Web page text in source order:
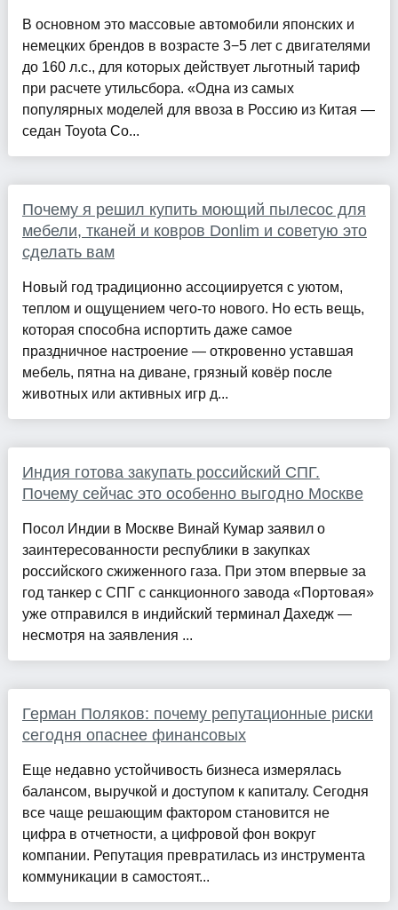
В основном это массовые автомобили японских и
немецких брендов в возрасте 3−5 лет с двигателями
до 160 л.с., для которых действует льготный тариф
при расчете утильсбора. «Одна из самых
популярных моделей для ввоза в Россию из Китая —
седан Toyota Co...
Почему я решил купить моющий пылесос для
мебели, тканей и ковров Donlim и советую это
сделать вам
Новый год традиционно ассоциируется с уютом,
теплом и ощущением чего-то нового. Но есть вещь,
которая способна испортить даже самое
праздничное настроение — откровенно уставшая
мебель, пятна на диване, грязный ковёр после
животных или активных игр д...
Индия готова закупать российский СПГ.
Почему сейчас это особенно выгодно Москве
Посол Индии в Москве Винай Кумар заявил о
заинтересованности республики в закупках
российского сжиженного газа. При этом впервые за
год танкер с СПГ с санкционного завода «Портовая»
уже отправился в индийский терминал Дахедж —
несмотря на заявления ...
Герман Поляков: почему репутационные риски
сегодня опаснее финансовых
Еще недавно устойчивость бизнеса измерялась
балансом, выручкой и доступом к капиталу. Сегодня
все чаще решающим фактором становится не
цифра в отчетности, а цифровой фон вокруг
компании. Репутация превратилась из инструмента
коммуникации в самостоят...